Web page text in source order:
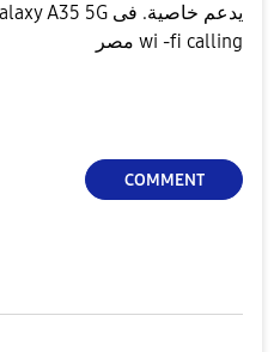
مصر wi -fi calling
COMMENT